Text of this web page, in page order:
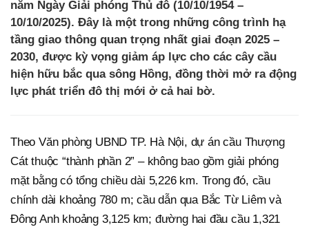
năm Ngày Giải phóng Thủ đô (10/10/1954 –
10/10/2025). Đây là một trong những công trình hạ
tầng giao thông quan trọng nhất giai đoạn 2025 –
2030, được kỳ vọng giảm áp lực cho các cây cầu
hiện hữu bắc qua sông Hồng, đồng thời mở ra động
lực phát triển đô thị mới ở cả hai bờ.
Theo Văn phòng UBND TP. Hà Nội, dự án cầu Thượng
Cát thuộc “thành phần 2” – không bao gồm giải phóng
mặt bằng có tổng chiều dài 5,226 km. Trong đó, cầu
chính dài khoảng 780 m; cầu dẫn qua Bắc Từ Liêm và
Đông Anh khoảng 3,125 km; đường hai đầu cầu 1,321